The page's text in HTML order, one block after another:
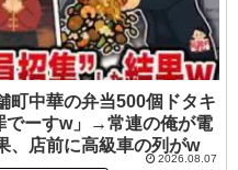
町中華の弁当500個ドタキ
でーすw」→常連の俺が電
、店前に高級車の列がw
2026.08.07